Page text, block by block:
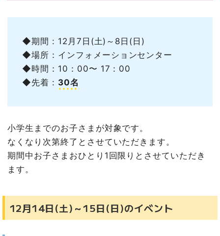
◆期間 : 12月7日(土)～8日(日)
◆場所：インフォメーションセンター
◆時間：10：00〜 17：00
◆先着 : 30名
小学生までのお子さまが対象です。
なくなり次第終了とさせていただきます。
期間中お子さまおひとり1回限りとさせていただき
ます。
12月14日(土)～15日(日)のイベント